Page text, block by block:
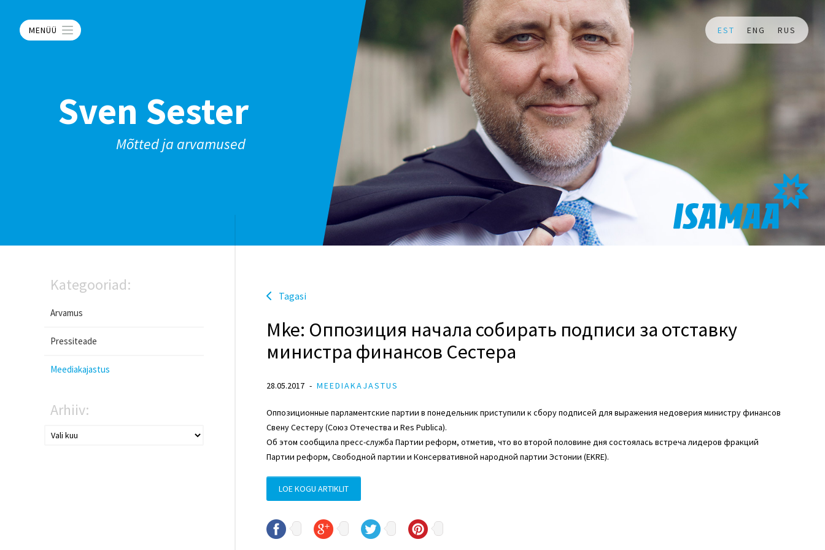
MENÜÜ EST ENG RUS
Sven Sester
Mõtted ja arvamused
Kategooriad:
Arvamus
Pressiteade
Meediakajastus
Arhiiv:
Tagasi
Mke: Оппозиция начала собирать подписи за отставку
министра финансов Сестера
28.05.2017 MEEDIAKAJASTUS
Оппозиционные парламентские партии в понедельник приступили к сбору подписей для выражения недоверия министру финансов
Свену Сестеру (Союз Отечества и Res Publica).
Об этом сообщила пресс-служба Партии реформ, отметив, что во второй половине дня состоялась встреча лидеров фракций
Партии реформ, Свободной партии и Консервативной народной партии Эстонии (EKRE).
LOE KOGU ARTIKLIT